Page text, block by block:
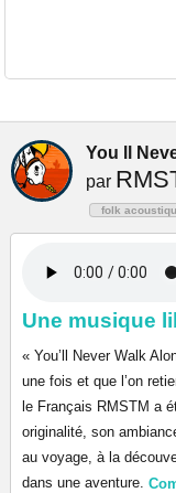
You ll
par
folk
Une musique
« You’ll Never Walk
une fois et que l’on
le Français RMSTM a
originalité, son
au voyage, à la
dans une aventure.